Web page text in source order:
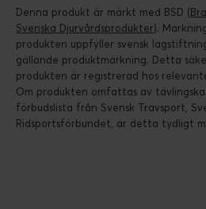
Denna produkt är märkt med BSD (
Svenska Djurvårdsprodukter).
produkten uppfyller svensk
gällande produktmärkning. Detta
produkten är registrerad hos
Om produkten omfattas av
förbudslista från Svensk Travsport,
Ridsportsförbundet, är detta tydligt